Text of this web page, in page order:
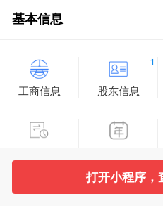
基本信息
工商信息
1
股东信息
打开小程序，